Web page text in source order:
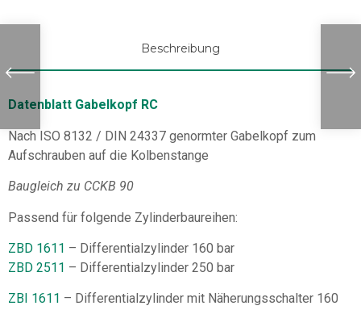
Beschreibung
Datenblatt Gabelkopf RC
Nach ISO 8132 / DIN 24337 genormter Gabelkopf zum
Aufschrauben auf die Kolbenstange
Baugleich zu CCKB 90
Passend für folgende Zylinderbaureihen:
ZBD 1611 – Differentialzylinder 160 bar
ZBD 2511 – Differentialzylinder 250 bar
ZBI 1611 – Differentialzylinder mit Näherungsschalter 160